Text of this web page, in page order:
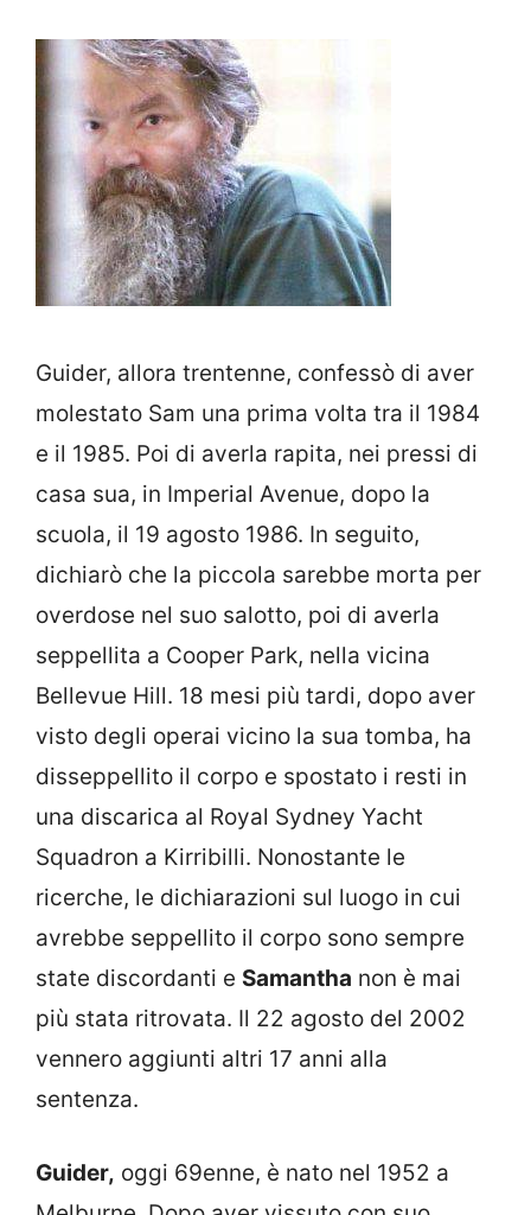
Guider, allora trentenne, confessò di aver
molestato Sam una prima volta tra il 1984
e il 1985. Poi di averla rapita, nei pressi di
casa sua, in Imperial Avenue, dopo la
scuola, il 19 agosto 1986. In seguito,
dichiarò che la piccola sarebbe morta per
overdose nel suo salotto, poi di averla
seppellita a Cooper Park, nella vicina
Bellevue Hill. 18 mesi più tardi, dopo aver
visto degli operai vicino la sua tomba, ha
disseppellito il corpo e spostato i resti in
una discarica al Royal Sydney Yacht
Squadron a Kirribilli. Nonostante le
ricerche, le dichiarazioni sul luogo in cui
avrebbe seppellito il corpo sono sempre
state discordanti e Samantha non è mai
più stata ritrovata. Il 22 agosto del 2002
vennero aggiunti altri 17 anni alla
sentenza.
Guider, oggi 69enne, è nato nel 1952 a